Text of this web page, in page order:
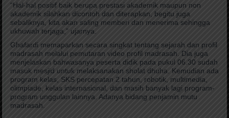
“Hal-hal positif baik berupa prestasi akademik maupun non
akademik silahkan dicontoh dan diterapkan, begitu juga
sebaliknya, kita akan saling memberi dan menerima sehingga
ukhuwah terjaga,” ujarnya.
Ghafardi memaparkan secara singkat tentang sejarah dan profil
madrasah melalui pemutaran video profil madrasah. Dia juga
menjelaskan bahwasanya peserta didik pada pukul 06.30 sudah
masuk mesjid untuk melaksanakan sholat dhuha. Kemudian ada
program kelas, SKS percepatan 2 tahun, robotik, multimedia,
olimpiade, kelas internasional, dan masih banyak lagi program-
program unggulan lainnya. Adanya bidang penjamin mutu
madrasah.